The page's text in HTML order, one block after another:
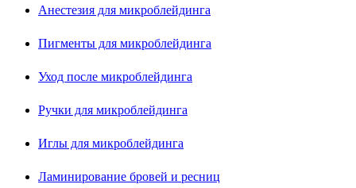
Анестезия для микроблейдинга
Пигменты для микроблейдинга
Уход после микроблейдинга
Ручки для микроблейдинга
Иглы для микроблейдинга
Ламинирование бровей и ресниц